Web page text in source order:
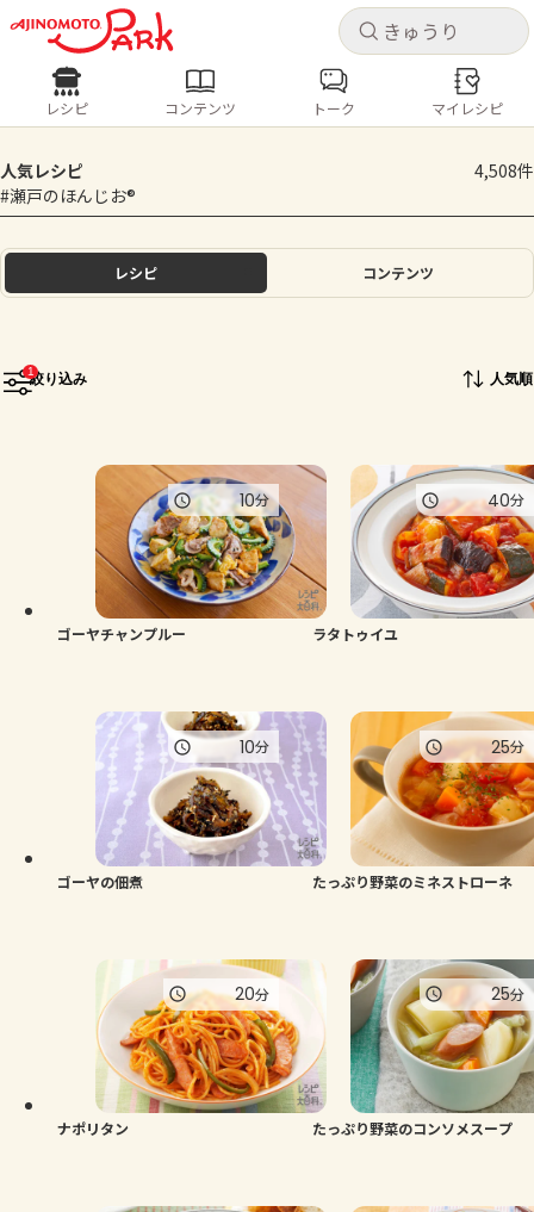
キャ
ログインするとレシピを保存できます
ホーム
トーク
よくあるお問い合わせ
お買い物
キャ
レシピ コンテンツ
人気の食材・レシピ
きゅうり とうもろこし
レシピ コンテンツ トーク マイレシピ
人気レシピ
4,508件
#瀬戸のほんじお®
レシピ コンテンツ
1絞り込み 人気順
ゴーヤチャンプルー
10分
ラタトゥイユ
40分
ゴーヤの佃煮
10分
たっぷり野菜のミネストローネ
25分
ナポリタン
20分
たっぷり野菜のコンソメスープ
25分